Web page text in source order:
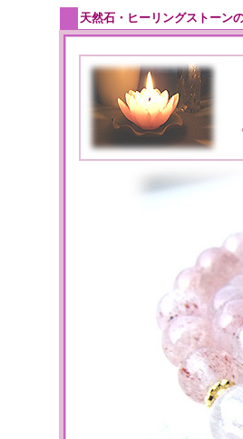
天然石・ヒーリングストーン